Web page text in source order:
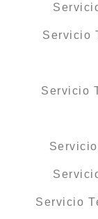
Servicio
Servicio
Servicio